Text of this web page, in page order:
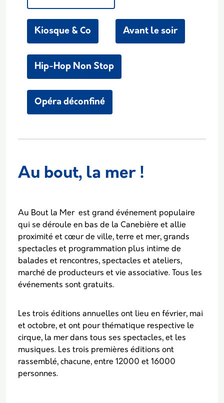
Kiosque & Co Avant le soir
Hip-Hop Non Stop
Opéra déconfiné
Au bout, la mer !
Body
Au Bout la Mer est grand événement populaire
qui se déroule en bas de la Canebière et allie
proximité et cœur de ville, terre et mer, grands
spectacles et programmation plus intime de
balades et rencontres, spectacles et ateliers,
marché de producteurs et vie associative. Tous les
événements sont gratuits.
Les trois éditions annuelles ont lieu en février, mai
et octobre, et ont pour thématique respective le
cirque, la mer dans tous ses spectacles, et les
musiques. Les trois premières éditions ont
rassemblé, chacune, entre 12000 et 16000
personnes.